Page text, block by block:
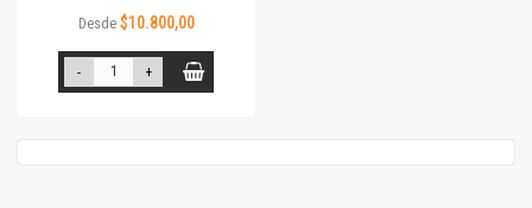
Desde $10.800,00
- +